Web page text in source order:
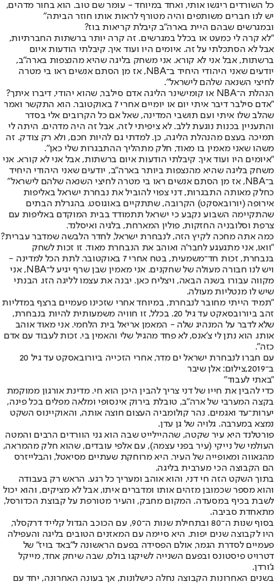
כל השורדים ריגשו אותי, ואחד במיוחד - עומר שם טוב. הוא בחור מדהים,
יש לנו חברים משותפים והיה מטורף לראות אותו חוזר הביתה"
ובמגרשים שבהם היית בארה"ב קיבלת קריאות בוז?
"לא קרה לי כמעט או בכלל במגרשים. זה קרה יותר ברשתות החברתיות,
אבל לא הסתכלתי על זה. איומים היו ועוד איך. קיבלתי הודעות איום
ברשתות, אבל אני לא קורא. אני משחק בליגה שהיא מהנצפות בארה"ב,
יודעים שאני היהודי היחיד ב־NBA, אז מן הסתם אנשים ראו בי מטרה
לחיצי השנאה שלהם לישראל".
הנהלת ה־NBA או קומישינר הליגה אדם סילבר, שהוא יהודי, דיברו איתך?
"אדם סילבר דיבר איתי יום או יומיים אחרי 7 באוקטובר. הוא התקשר ואמר
שהלב שלו איתי ועם תושבי המדינה, שאל אם כל הקרובים אלי בסדר
והתעניין בכנות נוגעת ללב. לא ציפיתי לזה, אבל זה היה מדהים. היתה לי
תמיכה בעצם מהנהלת הליגה, כן. למדתי גם להיות חכם, ולא רק צודק. זה
משהו שאני מאמין בו מאוד, חלק מתהליך ההתבגרות שלי כאן".
"איומים היו ועוד איך. קיבלתי הודעות איום ברשתות, אבל אני לא קורא. אני
משחק בליגה שהיא מהנצפות ביותר בארה"ב, יודעים שאני היהודי היחיד
ב־NBA, אז מן הסתם אנשים ראו בי מטרה לחיצי השנאה שלהם לישראל"
כחלק מאותה התבגרות, דני צפוי להוביל את נבחרת ישראל באליפות
אירופה (יורובאסקט) הקרובה, שתתקיים באוגוסט. בהגרלת הבתים
שהתקיימה השבוע נקבע כי ישראל תתמודד בבית המוקדם באליפות עם
צרפת וסלובניה החזקות, פולין המארחת, בלגיה ואיסלנד.
כמה אתה מחכה לקיץ הזה, לנבחרת ישראל, לחדר הלבשה שמדבר עברית?
"וואו, אני מתגעגע לחבר'ה ואוהב את הנבחרת מאוד. זו זכות לשחק
בנבחרת, זכות חד־משמעית, בטח אחרי 7 באוקטובר. לתת הכל למדינה -
ויש לנו חבורה מעולה של שחקנים. אני מאמין שבן שרף יגיע ל־NBA, אני
מקווה עבורו בשנה הבאה, ויצליח כאן. יבנה את עצמו לליגה הזו. הבנתי
שיש לו מנטליות מעולה.
"תמיד הייתי מחובר לנבחרת, במיוחד אחרי שזכינו פעמיים ברצף במדליות
זהב ביורובסאקט עד גיל 20. בכלל, זו חוויה משמעותית להיות בנבחרת,
שלא לדבר על המנהיג שלה - המאמן אריאל בית הלחמי. אני מאוד אוהב
אותו. הוא נתן לי צ'אנס, לא פחד מהגיל שלי והאמין בי. זכות לעבוד עם אדם
כזה".
עם חברו לנבחרת ישראל ים מדר, אחרי הזכייה ביורובאסקט עד גיל 20
ב־2019,צילום: אלן שיבר
"באתי לעבוד"
כדי להבין את חייו של דני צריך להבין היכן הוא חי. מדינת אורגון ממוקמת
בקצה המערבי של ארה"ב, טובלת בירוק אינסופי ומלאה מפלים בכל פינה,
יערות־עד ואגמים. נהר קולומביה העצום חוצה אותה, והאוקיינוס השקט
נמצא במערבה. גלויה של גן עדן.
פורטלנד היא עיר שקטה, שההיילייט שבה הוא גני הוורדים הרבים והמטה
העולמי של נייקי (עיר בפני עצמה), עם אלפי עובדים, שהוא חלק מהמראה,
מהגאווה ומאופייה של העיר. היא מרוחקת שעתיים מסיאטל, והבלייזרס
הם הקבוצה הכי מערבית בליגה.
בתוך השקט הזה חי דני, והוא אוהב ומעריך כל רגע. הראש רק בעבודה
והוא מספר שכמובן מזהים אותו ומדברים איתו, אבל לא מציקים, והוא יכול
לשבת בכיף במסעדה. המקום מחבק, והעיר מטורפת על קבוצת הכדורסל,
מתאחדת סביבה.
בסוף שנות ה־80 ובתחילת שנות ה־90, עם הכוכב הגדול קלייד דרקסלר,
היו לקבוצה שנים יפות. היא סיימה עם המאזנים הטובים בליגה והעפילה
פעמיים לסדרת הגמר, אולם הפסידה בפעם הראשונה ל"באד בויז" של
דטרויט פיסטונס ובפעם השנייה לשיקגו בולס, שבה שיחק אחד, מייקל
ג'ורדן.
בשנים האחרונות הקבוצה נחלה כישלונות, אך בעונה האחרונה, יחד עם